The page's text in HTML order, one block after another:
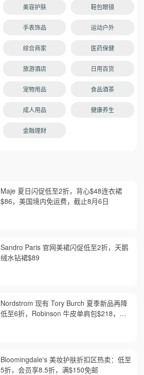
美容护肤 鞋包眼镜
手表饰品 运动户外
综合商家 医药保健
旅游酒店 日用百货
宠物用品 食品酒茶
成人用品 健康养生
金融理财
Maje 夏日闪促低至2折，背心$48连衣裙
$86，美国境内免运费，截止8月6日
Sandro Paris 官网美裙闪促低至2折，天鹅
绒水钻裙$89
Nordstrom 现有 Tory Burch 夏季新品再降
低至6折，Robinson 牛皮单肩包$218，买
Bloomingdale's 美妆护肤折扣区热卖：低至
5折，会员享8.5折，满$150免邮